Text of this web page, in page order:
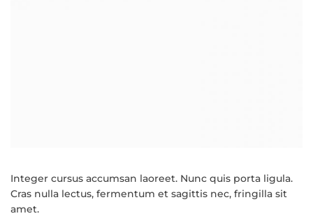
Integer cursus accumsan laoreet. Nunc quis porta ligula.
Cras nulla lectus, fermentum et sagittis nec, fringilla sit
amet.